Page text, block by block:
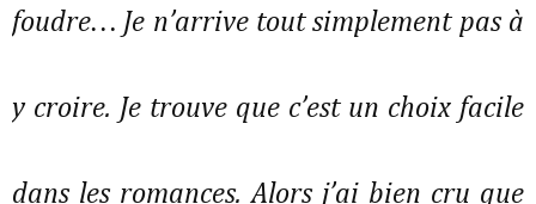
foudre… Je n’arrive tout simplement pas à
y croire. Je trouve que c’est un choix facile
dans les romances. Alors j’ai bien cru que